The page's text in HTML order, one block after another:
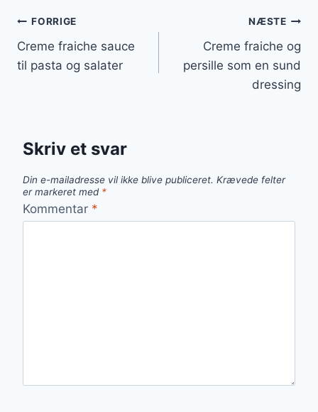
Indlægsnavigation
FORRIGE
Creme fraiche sauce
til pasta og salater
NÆSTE
Creme fraiche og
persille som en sund
dressing
Skriv et svar
Din e-mailadresse vil ikke blive publiceret. Krævede felter
er markeret med *
Kommentar *